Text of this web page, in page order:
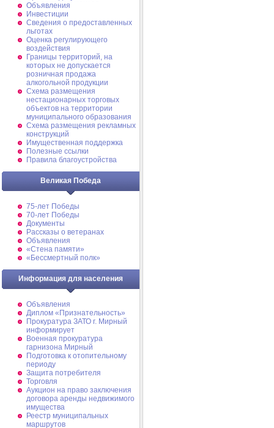
Объявления
Инвестиции
Сведения о предоставленных
льготах
Оценка регулирующего
воздействия
Границы территорий, на
которых не допускается
розничная продажа
алкогольной продукции
Схема размещения
нестационарных торговых
объектов на территории
муниципального образования
Схема размещения рекламных
конструкций
Имущественная поддержка
Полезные ссылки
Правила благоустройства
Великая Победа
75-лет Победы
70-лет Победы
Документы
Рассказы о ветеранах
Объявления
«Стена памяти»
«Бессмертный полк»
Информация для населения
Объявления
Диплом «Признательность»
Прокуратура ЗАТО г. Мирный
информирует
Военная прокуратура
гарнизона Мирный
Подготовка к отопительному
периоду
Защита потребителя
Торговля
Аукцион на право заключения
договора аренды недвижимого
имущества
Реестр муниципальных
маршрутов